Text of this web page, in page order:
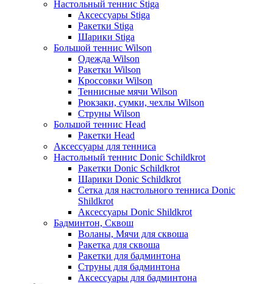
Настольный теннис Stiga
Аксессуары Stiga
Ракетки Stiga
Шарики Stiga
Большой теннис Wilson
Одежда Wilson
Ракетки Wilson
Кроссовки Wilson
Теннисные мячи Wilson
Рюкзаки, сумки, чехлы Wilson
Струны Wilson
Большой теннис Head
Ракетки Head
Аксессуары для тенниса
Настольный теннис Donic Schildkrot
Ракетки Donic Schildkrot
Шарики Donic Schildkrot
Сетка для настольного тенниса Donic
Shildkrot
Аксессуары Donic Shildkrot
Бадминтон, Сквош
Воланы, Мячи для сквоша
Ракетка для сквоша
Ракетки для бадминтона
Струны для бадминтона
Аксессуары для бадминтона